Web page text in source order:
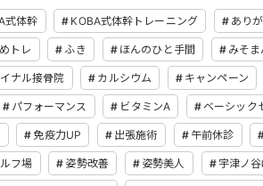
式体幹 KOBA式体幹トレーニング あり
トレ ふき ほんのひと手間 みそま
ナル接骨院 カルシウム キャンペーン
パフォーマンス ビタミンA ベーシック
免疫力UP 出張施術 午前休診
フ場 姿勢改善 姿勢美人 宇津ノ